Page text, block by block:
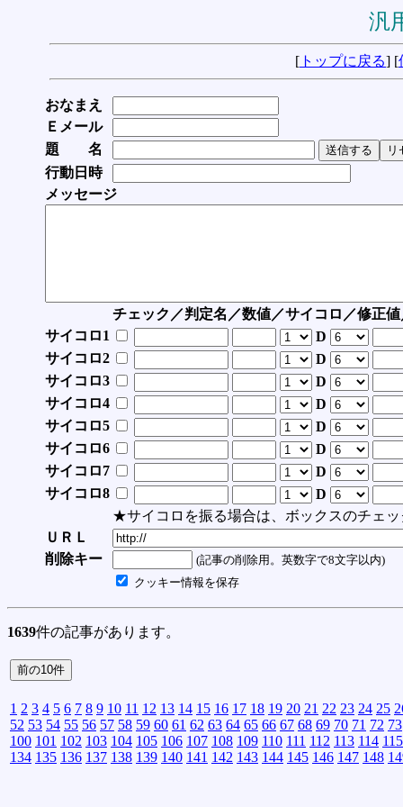
汎
[ トップに戻る] [
おなまえ
Ｅメール
題 名
行動日時
メッセージ
チェック／判定名／数値／サイコロ／修正
サイコロ1
D
サイコロ2
D
サイコロ3
D
サイコロ4
D
サイコロ5
D
サイコロ6
D
サイコロ7
D
サイコロ8
D
★サイコロを振る場合は、ボックスのチェッ
ＵＲＬ
削除キー
(記事の削除用。英数字で8文字以内)
クッキー情報を保存
1639件の記事があります。
1 2 3 4 5 6 7 8 9 10 11 12 13 14 15 16 17 18 19 20 21 22 23 24 25
52 53 54 55 56 57 58 59 60 61 62 63 64 65 66 67 68 69 70 71 72 73
100 101 102 103 104 105 106 107 108 109 110 111 112 113 114 115
134 135 136 137 138 139 140 141 142 143 144 145 146 147 148